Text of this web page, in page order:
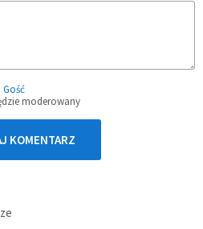
moderowany
KOMENTARZ